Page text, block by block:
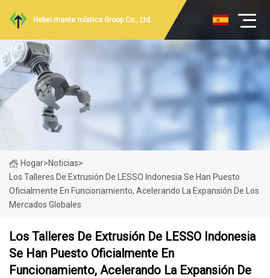
Hebei mente mística Group Co., Ltd.
Hogar>Noticias>
Los Talleres De Extrusión De LESSO Indonesia Se Han Puesto
Oficialmente En Funcionamiento, Acelerando La Expansión De Los
Mercados Globales
Los Talleres De Extrusión De LESSO Indonesia
Se Han Puesto Oficialmente En
Funcionamiento, Acelerando La Expansión De